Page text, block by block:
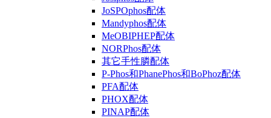
JoSPOphos配体
Mandyphos配体
MeOBIPHEP配体
NORPhos配体
其它手性膦配体
P-Phos和PhanePhos和BoPhoz配体
PFA配体
PHOX配体
PINAP配体